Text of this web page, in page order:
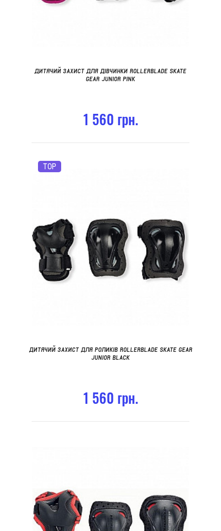
ДИТЯЧИЙ ЗАХИСТ ДЛЯ ДІВЧИНКИ ROLLERBLADE SKATE
GEAR JUNIOR PINK
1 560 грн.
TOP
ДИТЯЧИЙ ЗАХИСТ ДЛЯ РОЛИКІВ ROLLERBLADE SKATE GEAR
JUNIOR BLACK
1 560 грн.